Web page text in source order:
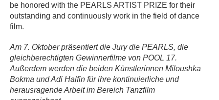
be honored with the PEARLS ARTIST PRIZE for their
outstanding and continuously work in the field of dance
film.
Am 7. Oktober präsentiert die Jury die PEARLS, die
gleichberechtigten Gewinnerfilme von POOL 17.
Außerdem werden die beiden Künstlerinnen Miloushka
Bokma und Adi Halfin für ihre kontinuierliche und
herausragende Arbeit im Bereich Tanzfilm